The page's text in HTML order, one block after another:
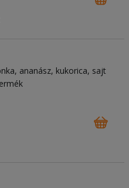
ananász kukorica sajt